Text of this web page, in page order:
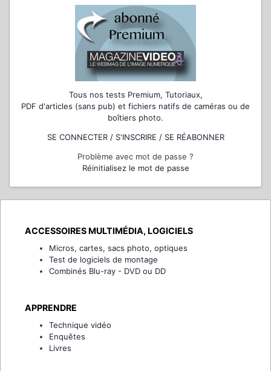
Tous nos tests Premium, Tutoriaux,
PDF d'articles (sans pub) et fichiers natifs de caméras ou de
boîtiers photo.
SE CONNECTER / S'INSCRIRE / SE RÉABONNER
Problème avec mot de passe ?
Réinitialisez le mot de passe
ACCESSOIRES MULTIMÉDIA, LOGICIELS
Micros, cartes, sacs photo, optiques
Test de logiciels de montage
Combinés Blu-ray - DVD ou DD
APPRENDRE
Technique vidéo
Enquêtes
Livres